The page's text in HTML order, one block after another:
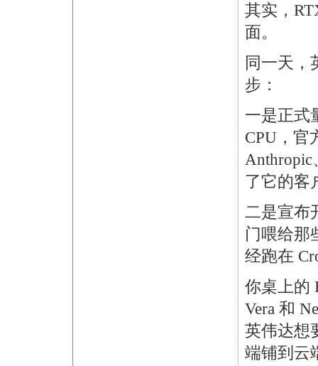
其实，
面。
同一天，
步：
一是正式
CPU，官
了它的客
二是宣布
门喂给那
经跑在
你桌上的
Vera 和
英伟达想
端铺到云